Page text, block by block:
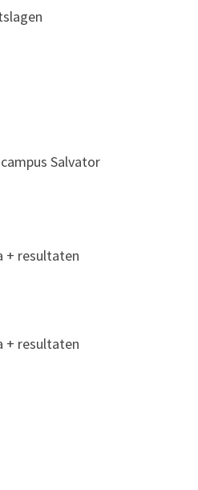
Salvator
+ resultaten
+ resultaten